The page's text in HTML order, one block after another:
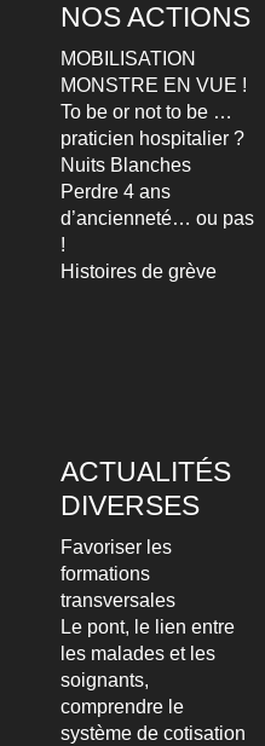
NOS ACTIONS
MOBILISATION
MONSTRE EN VUE !
To be or not to be …
praticien hospitalier ?
Nuits Blanches
Perdre 4 ans
d’ancienneté… ou pas
!
Histoires de grève
ACTUALITÉS
DIVERSES
Favoriser les
formations
transversales
Le pont, le lien entre
les malades et les
soignants,
comprendre le
système de cotisation